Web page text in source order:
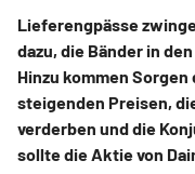
Lieferengpässe
dazu, die Bänder in
Hinzu kommen
steigenden Preisen,
verderben und die
sollte die Aktie von